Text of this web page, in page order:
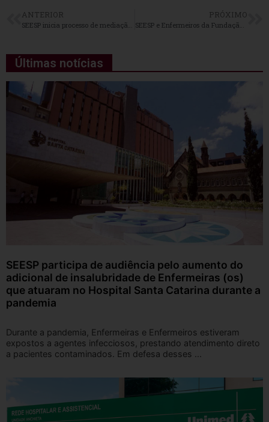
ANTERIOR
SEESP inicia processo de mediação com o MPT contra o Hospital Brasilândia
PRÓXIMO
SEESP e Enfermeiros da Fundação ABC: debates sobre o Acordo Coletivo
Últimas notícias
SEESP participa de audiência pelo aumento do
adicional de insalubridade de Enfermeiras (os)
que atuaram no Hospital Santa Catarina durante a
pandemia
Durante a pandemia, Enfermeiras e Enfermeiros estiveram
expostos a agentes infecciosos, prestando atendimento direto
a pacientes contaminados. Em defesa desses ...